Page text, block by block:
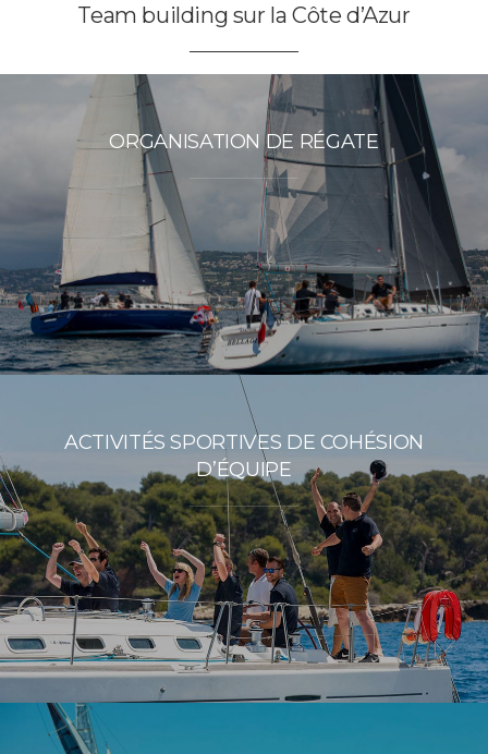
Team building sur la Côte d’Azur
ORGANISATION DE RÉGATE
ACTIVITÉS SPORTIVES DE COHÉSION
D’ÉQUIPE